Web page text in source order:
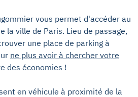
vous permet d'accéder au
la ville de Paris. Lieu de passage,
une place de parking à
ne plus avoir à chercher votre
des économies !
en véhicule à proximité de la